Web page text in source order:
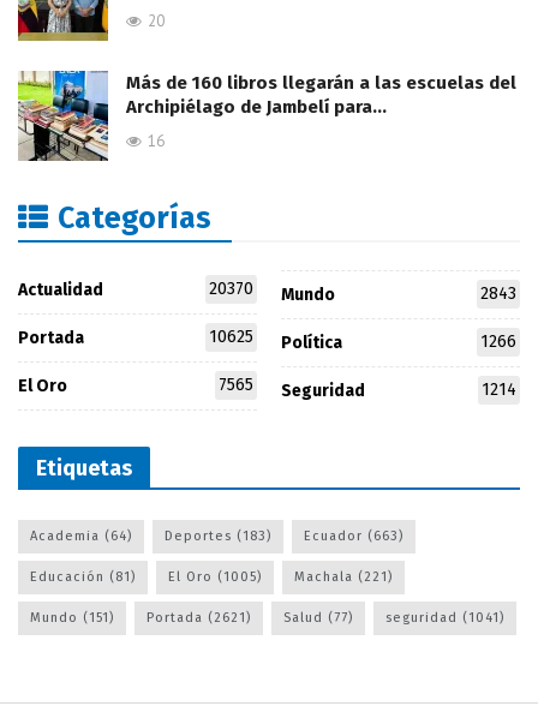
20
Más de 160 libros llegarán a las escuelas del
Archipiélago de Jambelí para…
16
Categorías
Actualidad 20370
Portada 10625
El Oro 7565
Mundo 2843
Política 1266
Seguridad 1214
Etiquetas
Academia (64) Deportes (183) Ecuador (663)
Educación (81) El Oro (1005) Machala (221)
Mundo (151) Portada (2621) Salud (77) seguridad (1041)